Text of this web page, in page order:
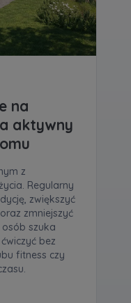
na
aktywny
z
Regularny
zwiększyć
zmniejszyć
szuka
bez
fitness czy